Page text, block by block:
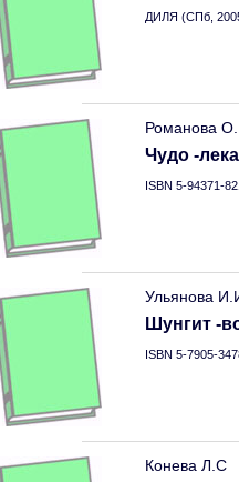
ДИЛЯ (СПб,
Романова
Чудо -
ISBN 5-94371-
Ульянова
Шунгит -
ISBN 5-7905-
Конева Л.С